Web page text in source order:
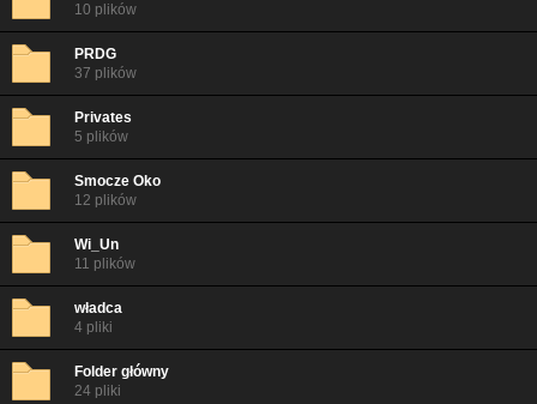
10 plików
PRDG
37 plików
Privates
5 plików
Smocze Oko
12 plików
Wi_Un
11 plików
władca
4 pliki
Folder główny
24 pliki